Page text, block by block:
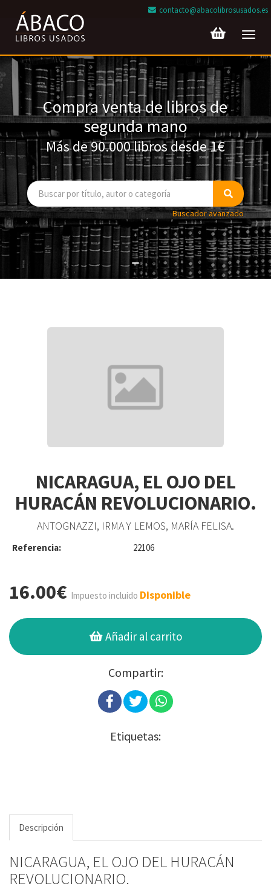
contacto@abacolibrosusados.es
Compra venta de libros de
segunda mano
Más de 90.000 libros desde 1€
Buscador avanzado
NICARAGUA, EL OJO DEL
HURACÁN REVOLUCIONARIO.
ANTOGNAZZI, IRMA Y LEMOS, MARÍA FELISA.
Referencia: 22106
16.00€ Impuesto incluido Disponible
Añadir al carrito
Compartir:
Etiquetas:
Descripción
NICARAGUA, EL OJO DEL HURACÁN
REVOLUCIONARIO.